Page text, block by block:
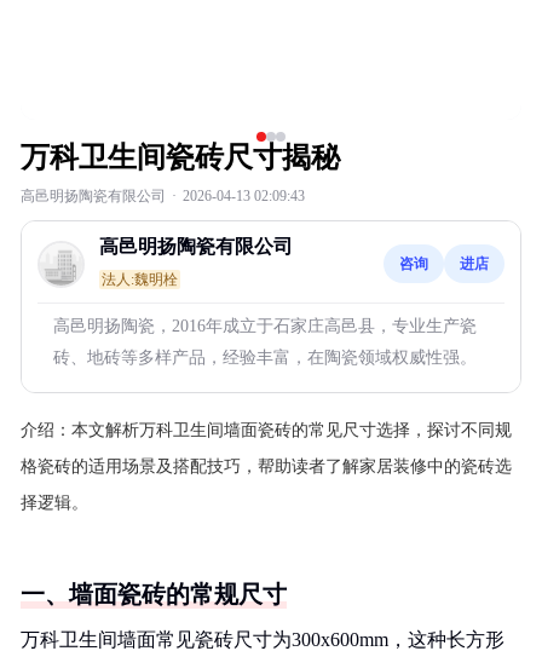
万科卫生间瓷砖尺寸揭秘
高邑明扬陶瓷有限公司 · 2026-04-13 02:09:43
高邑明扬陶瓷有限公司
法人:魏明栓
咨询 进店
高邑明扬陶瓷，2016年成立于石家庄高邑县，专业生产瓷
砖、地砖等多样产品，经验丰富，在陶瓷领域权威性强。
介绍： 本文解析万科卫生间墙面瓷砖的常见尺寸选择，探讨不同规
格瓷砖的适用场景及搭配技巧，帮助读者了解家居装修中的瓷砖选
择逻辑。
一、墙面瓷砖的常规尺寸
万科卫生间墙面常见瓷砖尺寸为300x600mm，这种长方形